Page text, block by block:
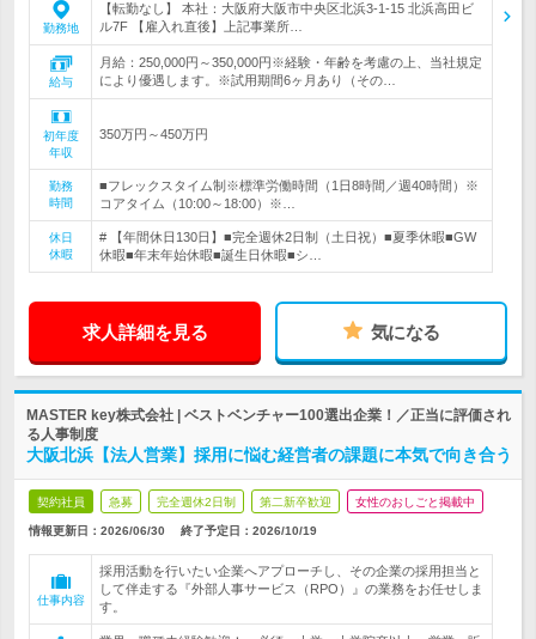
勤務地
【転勤なし】 本社：大阪府大阪市中央区北浜3-1-15 北浜高田ビ
ル7F 【雇入れ直後】上記事業所…
給与
月給：250,000円～350,000円※経験・年齢を考慮の上、当社規定
により優遇します。※試用期間6ヶ月あり（その…
初年度
年収
350万円～450万円
勤務
時間
■フレックスタイム制※標準労働時間（1日8時間／週40時間）※
コアタイム（10:00～18:00）※…
休日
休暇
# 【年間休日130日】■完全週休2日制（土日祝）■夏季休暇■GW
休暇■年末年始休暇■誕生日休暇■シ…
求人詳細を見る 気になる
MASTER key株式会社 | ベストベンチャー100選出企業！／正当に評価され
る人事制度
大阪北浜【法人営業】採用に悩む経営者の課題に本気で向き合う
契約社員 急募 完全週休2日制 第二新卒歓迎 女性のおしごと掲載中
情報更新日：2026/06/30 終了予定日： 2026/10/19
仕事内容
採用活動を行いたい企業へアプローチし、その企業の採用担当と
して伴走する『外部人事サービス（RPO）』の業務をお任せしま
す。